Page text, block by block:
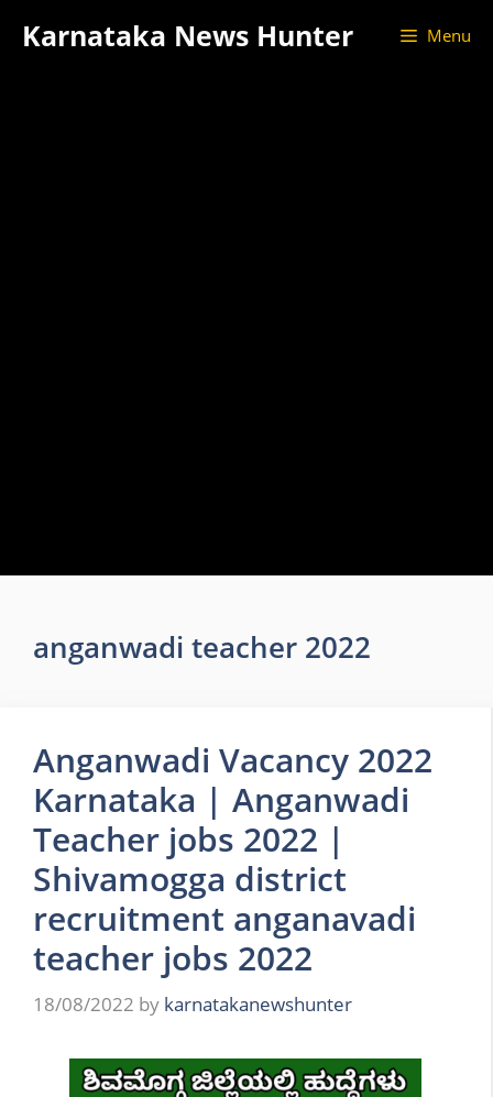
Karnataka News Hunter Menu
anganwadi teacher 2022
Anganwadi Vacancy 2022
Karnataka | Anganwadi
Teacher jobs 2022 |
Shivamogga district
recruitment anganavadi
teacher jobs 2022
18/08/2022 by karnatakanewshunter